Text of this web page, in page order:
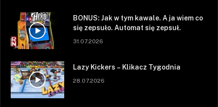
BONUS: Jak w tym kawale. A ja wiem co
się zepsuło. Automat się zepsuł.
31.07.2026
Lazy Kickers – Klikacz Tygodnia
28.07.2026